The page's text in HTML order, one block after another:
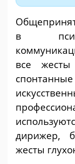
в
все
дирижер,
жесты